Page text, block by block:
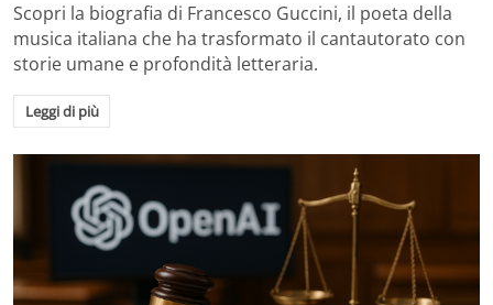
Scopri la biografia di Francesco Guccini, il poeta della
musica italiana che ha trasformato il cantautorato con
storie umane e profondità letteraria.
Leggi di più